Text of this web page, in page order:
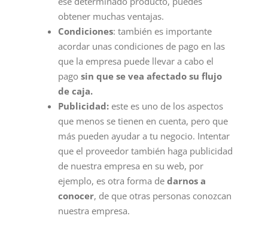
obtener muchas ventajas.
Condiciones: también es importante
acordar unas condiciones de pago en las
que la empresa puede llevar a cabo el
pago sin que se vea afectado su flujo
de caja.
Publicidad:este es uno de los aspectos
que menos se tienen en cuenta, pero que
más pueden ayudar a tu negocio. Intentar
que el proveedor también haga publicidad
de nuestra empresa en su web, por
ejemplo, es otra forma de darnos a
conocer, de que otras personas conozcan
nuestra empresa.